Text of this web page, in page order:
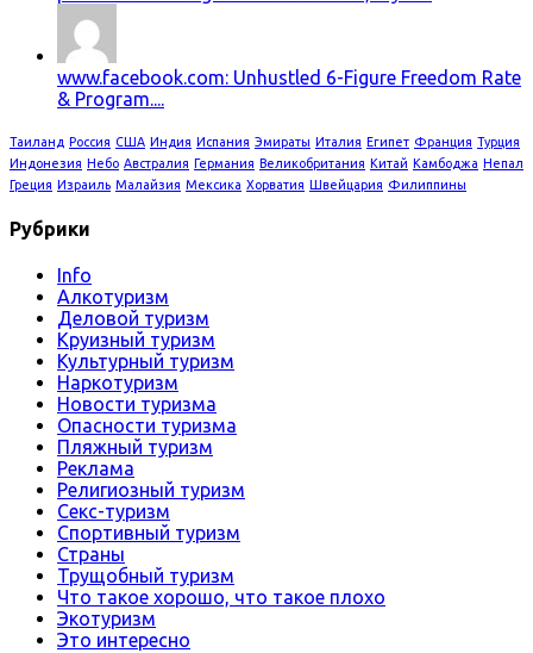
www.facebook.com: Unhustled 6-Figure Freedom Rate
& Program....
Таиланд Россия США Индия Испания Эмираты Италия Египет Франция Турция
Индонезия Небо Австралия Германия Великобритания Китай Камбоджа Непал
Греция Израиль Малайзия Мексика Хорватия Швейцария Филиппины
Рубрики
Info
Алкотуризм
Деловой туризм
Круизный туризм
Культурный туризм
Наркотуризм
Новости туризма
Опасности туризма
Пляжный туризм
Реклама
Религиозный туризм
Секс-туризм
Спортивный туризм
Страны
Трущобный туризм
Что такое хорошо, что такое плохо
Экотуризм
Это интересно